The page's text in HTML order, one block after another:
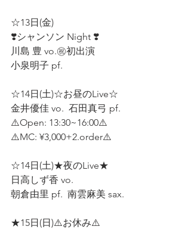
☆13日(金)
❣️シャンソン Night ❣️
川島 豊 vo.㊗️初出演
小泉明子 pf.
☆14日(土)☆お昼のLive☆
金井優佳 vo.  石田真弓 pf.
⚠️Open: 13:30~16:00⚠️
⚠️MC: ¥3,000+2.order⚠️
☆14日(土)★夜のLive★
日高しず香 vo.
朝倉由里 pf.  南雲麻美 sax.
★15日(日)⚠️お休み⚠️